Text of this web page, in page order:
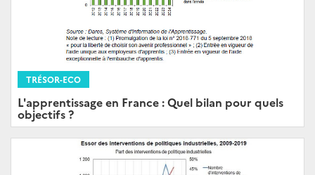
TRÉSOR-ECO
L'apprentissage en France : Quel bilan pour quels
objectifs ?